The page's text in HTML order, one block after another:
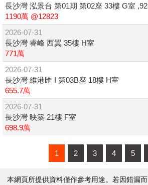
長沙灣 泓景台 第01期 第02座 33樓 G室
1190萬 @12823
2026-07-31
長沙灣 睿峰 西翼 35樓 H室
771萬
2026-07-31
長沙灣 維港匯 I 第03B座 18樓 H室
655.7萬
2026-07-31
長沙灣 映築 21樓 F室
698.9萬
1 2 3 4 5
本網頁所提供資料僅作參考用途。若因錯漏